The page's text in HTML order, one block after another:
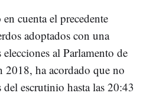
cuenta el precedente
adoptados con una
al Parlamento de
2018, ha acordado que no
escrutinio hasta las 20:43